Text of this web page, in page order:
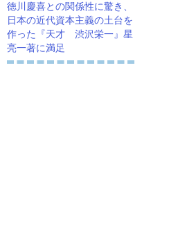
徳川慶喜との関係性に驚き、
日本の近代資本主義の土台を
作った『天才 渋沢栄一』星
亮一著に満足